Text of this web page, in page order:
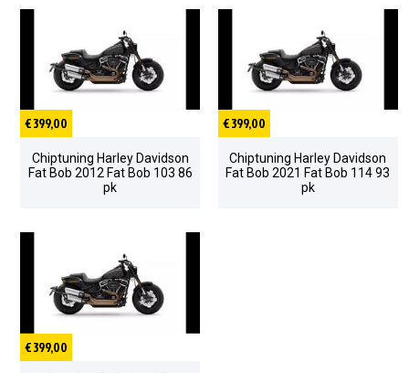
€ 399,00
Chiptuning Harley Davidson
Fat Bob 2012 Fat Bob 103 86
pk
€ 399,00
Chiptuning Harley Davidson
Fat Bob 2021 Fat Bob 114 93
pk
€ 399,00